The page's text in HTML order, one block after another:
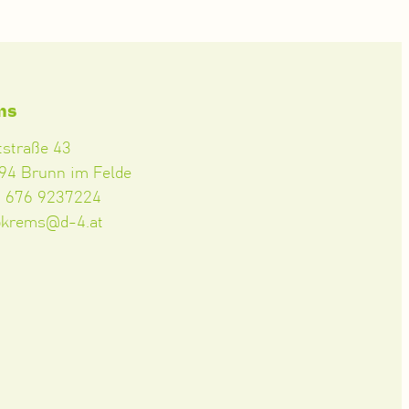
43
Brunn im Felde
676 9237224
4.at